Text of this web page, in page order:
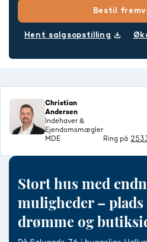
Bestil
Hent salgsopstilling
Christian
Andersen
Indehaver &
Ejendomsmægler
MDE
Ring på
Stort hus med
muligheder –
drømme og